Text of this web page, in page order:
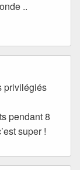
..
privilégiés
pendant 8
super !